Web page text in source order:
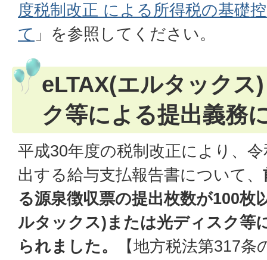
度税制改正 による所得税の基礎
て 」を参照してください。
eLTAX(エルタックス
ク等による提出義務
平成30年度の税制改正により、
出する給与支払報告書について、
る源泉徴収票の提出枚数が100枚
ルタックス)または光ディスク等
られました。
【地方税法第317